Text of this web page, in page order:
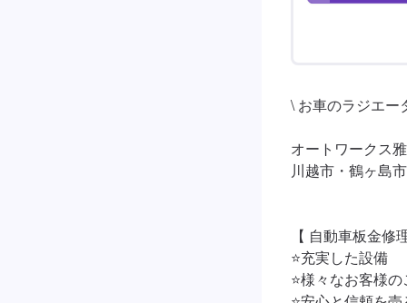
\ お車のラジエー
オートワークス
川越市・鶴ヶ島
【 自動車板金
⭐️充実した設備
⭐️様々なお客様